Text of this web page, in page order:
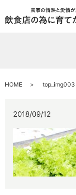
HOME top_img003
2018/09/12